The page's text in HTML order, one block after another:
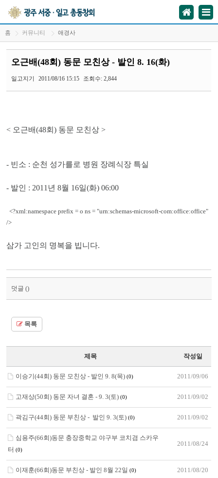
홈 커뮤니티 애경사
오근배(48회) 동문 모친상 - 발인 8. 16(화)
일고지기 2011/08/16 15:15 조회수: 2,844
< 오근배(48회) 동문 모친상 >
- 빈소 : 순천 성가를로 병원 장례식장 특실
- 발인 : 2011년 8월 16일(화) 06:00
<?xml:namespace prefix = o ns = "urn:schemas-microsoft-com:office:office"
/>
삼가 고인의 명복을 빕니다.
덧글 ()
목록
제목 작성일
이승기(44회) 동문 모친상 - 발인 9. 8(목)(0) 2011/09/06
고재상(50회) 동문 자녀 결혼 - 9. 3(토)(0) 2011/09/02
곽김구(44회) 동문 부친상 - 발인 9. 3(토)(0) 2011/09/02
심용주(66회)동문 충장중학교 야구부 코치겸 스카우
터(0)
2011/08/24
이재훈(66회)동문 부친상 - 발인 8월 22일(0) 2011/08/20